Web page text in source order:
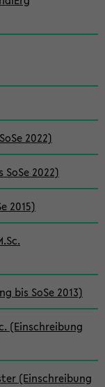
2022)
2022)
2015)
bis SoSe 2013)
(Einschreibung
(Einschreibung